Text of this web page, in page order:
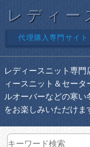
レディ
代理購入専門サイト
レディースニット専
ィースニット＆セー
ルオーバーなどの寒
をお楽しみいただけま